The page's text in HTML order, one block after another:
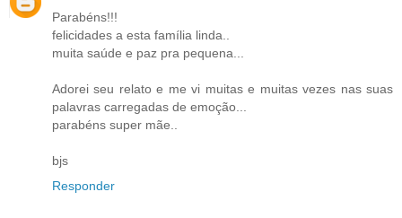
Parabéns!!!
felicidades a esta família linda..
muita saúde e paz pra pequena...
Adorei seu relato e me vi muitas e muitas vezes nas suas
palavras carregadas de emoção...
parabéns super mãe..
bjs
Responder